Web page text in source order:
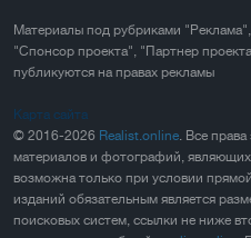
Материалы под рубриками
"Спонсор проекта", "Партнер
публикуются на правах рекламы
Карта сайта
© 2016-2026 Realist.online. Все
материалов и фотографий,
возможна только при условии
изданий обязательным является
поисковых систем, ссылки не ниже